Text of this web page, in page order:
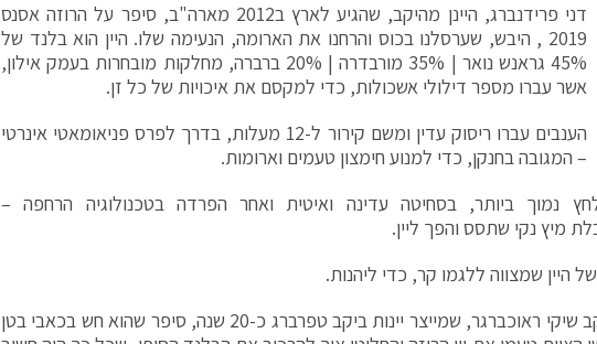
דני פרידנברג, היינן מהיקב, שהגיע לארץ ב2012 מארה"ב, סיפר על הרוזה אסנס
2019 , היבש, שערסלנו בכוס והרחנו את הארומה, הנעימה שלו. היין הוא בלנד של
45% גראנש נואר | 35% מורבדרה | 20% ברברה, מחלקות מובחרות בעמק אילון,
אשר עברו מספר דילולי אשכולות, כדי למקסם את איכויות של כל זן.
הענבים עברו ריסוק עדין ומשם קירור ל-12 מעלות, בדרך לפרס פניאומאטי אינרטי
– המגובה בחנקן, כדי למנוע חימצון טעמים וארומות.
נמוך ביותר, בסחיטה עדינה ואיטית ואחר הפרדה בטכנולוגיה הרחפה –
היינן הראשי של היקב שיקי ראוכברגר, שמייצר יינות ביקב טפרברג כ-20 שנה, סיפר שהוא חש בכאבי בטן